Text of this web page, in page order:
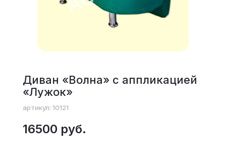
Диван «Волна» с аппликацией
«Лужок»
артикул: 10121
16500 руб.